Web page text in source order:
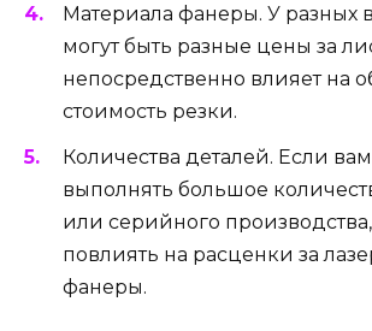
Материала фанеры. У разных
могут быть разные цены за
непосредственно влияет на
стоимость резки.
Количества деталей. Если
выполнять большое
или серийного
повлиять на расценки за
фанеры.